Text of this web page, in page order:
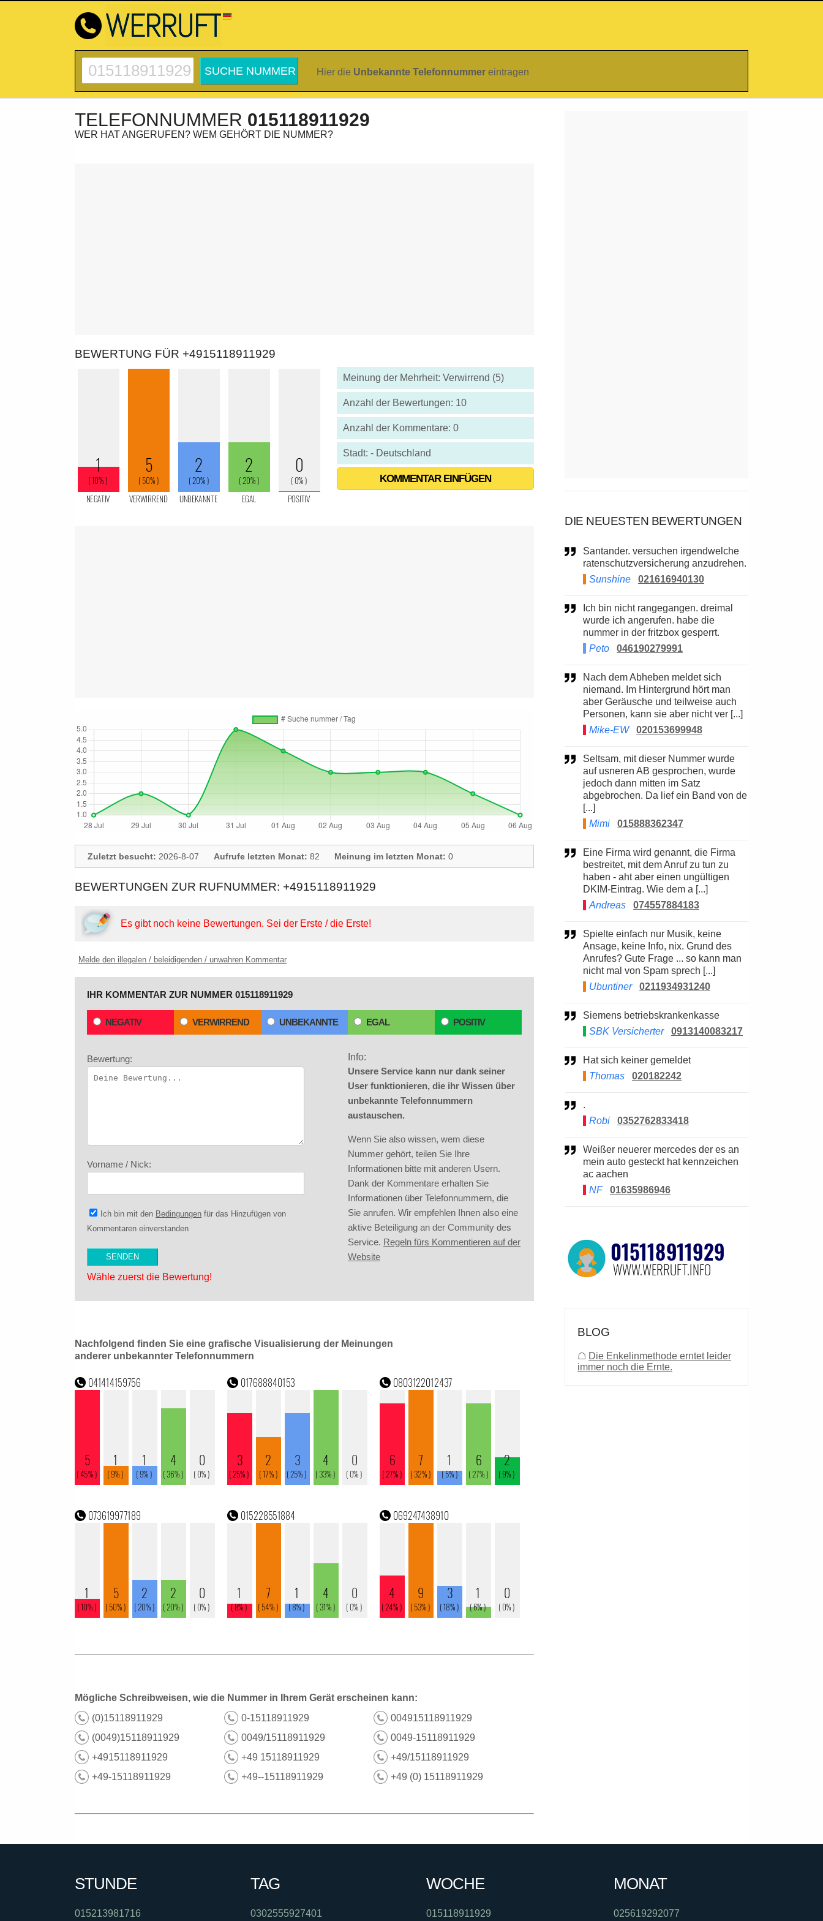
Hier die Unbekannte Telefonnummer eintragen
TELEFONNUMMER 015118911929
WER HAT ANGERUFEN? WEM GEHÖRT DIE NUMMER?
BEWERTUNG FÜR +4915118911929
Meinung der Mehrheit: Verwirrend (5)
Anzahl der Bewertungen: 10
Anzahl der Kommentare: 0
Stadt: - Deutschland
KOMMENTAR EINFÜGEN
Zuletzt besucht: 2026-8-07 Aufrufe letzten Monat: 82 Meinung im letzten Monat: 0
BEWERTUNGEN ZUR RUFNUMMER: +4915118911929
Es gibt noch keine Bewertungen. Sei der Erste / die Erste!
Melde den illegalen / beleidigenden / unwahren Kommentar
IHR KOMMENTAR ZUR NUMMER 015118911929
NEGATIV VERWIRREND UNBEKANNTE EGAL POSITIV
Bewertung:
Vorname / Nick:
Ich bin mit den Bedingungen für das Hinzufügen von
Kommentaren einverstanden
Wähle zuerst die Bewertung!
Info:
Unsere Service kann nur dank seiner
User funktionieren, die ihr Wissen über
unbekannte Telefonnummern
austauschen.
Wenn Sie also wissen, wem diese
Nummer gehört, teilen Sie Ihre
Informationen bitte mit anderen Usern.
Dank der Kommentare erhalten Sie
Informationen über Telefonnummern, die
Sie anrufen. Wir empfehlen Ihnen also eine
aktive Beteiligung an der Community des
Service. Regeln fürs Kommentieren auf der
Website
Nachfolgend finden Sie eine grafische Visualisierung der Meinungen
anderer unbekannter Telefonnummern
Mögliche Schreibweisen, wie die Nummer in Ihrem Gerät erscheinen kann:
(0)15118911929
0-15118911929
004915118911929
(0049)15118911929
0049/15118911929
0049-15118911929
+4915118911929
+49 15118911929
+49/15118911929
+49-15118911929
+49--15118911929 +49 (0) 15118911929
DIE NEUESTEN BEWERTUNGEN
Santander. versuchen irgendwelche
ratenschutzversicherung anzudrehen.
Sunshine
021616940130
wurde ich angerufen. habe die
nummer in der fritzbox gesperrt.
Peto
046190279991
Nach dem Abheben meldet sich
niemand. Im Hintergrund hört man
aber Geräusche und teilweise auch
Personen, kann sie aber nicht ver [...]
Mike-EW
020153699948
Seltsam, mit dieser Nummer wurde
auf usneren AB gesprochen, wurde
jedoch dann mitten im Satz
abgebrochen. Da lief ein Band von de
[...]
Mimi
015888362347
Eine Firma wird genannt, die Firma
bestreitet, mit dem Anruf zu tun zu
haben - aht aber einen ungültigen
DKIM-Eintrag. Wie dem a [...]
Andreas
074557884183
Spielte einfach nur Musik, keine
Ansage, keine Info, nix. Grund des
Anrufes? Gute Frage ... so kann man
nicht mal von Spam sprech [...]
Ubuntiner
0211934931240
Siemens betriebskrankenkasse
SBK Versicherter
0913140083217
Hat sich keiner gemeldet
Thomas
020182242
.
Robi
0352762833418
Weißer neuerer mercedes der es an
mein auto gesteckt hat kennzeichen
ac aachen
NF
01635986946
BLOG
☖ Die Enkelinmethode erntet leider
immer noch die Ernte.
STUNDE
015213981716
TAG
0302555927401
WOCHE
015118911929
MONAT
025619292077